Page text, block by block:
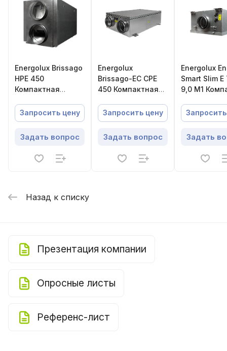
Energolux Brissago
HPE 450
Компактная
вытяжная
установка с
рекуператором
Запросить цену
Задать вопрос
Energolux
Brissago-EC CPE
450 Компактная
вытяжная
установка с
рекуператором
Запросить цену
Задать вопрос
Energolux
Smart Slim
9,0 M1
установка
Задать
Назад к списку
Презентация компании
Опросные листы
Референс-лист